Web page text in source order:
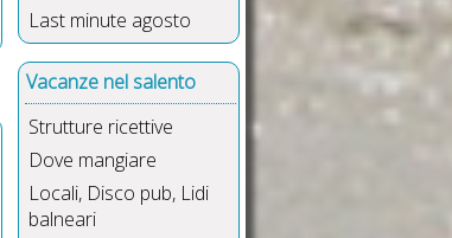
Last minute agosto
Vacanze nel salento
Strutture ricettive
Dove mangiare
Locali, Disco pub, Lidi
balneari